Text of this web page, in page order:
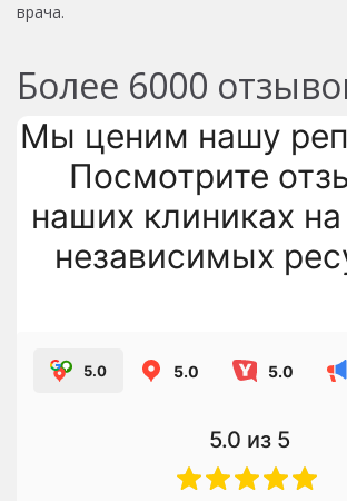
врача.
Более 6000
Мы ценим нашу
Посмотрите
наших клиниках
независимых
5.0 5.0 5.0
5.0 из 5